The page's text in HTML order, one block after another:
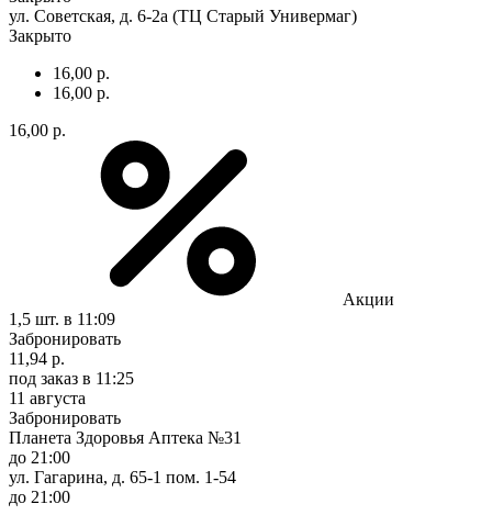
ул. Советская, д. 6-2а (ТЦ Старый Универмаг)
Закрыто
16,00 р.
16,00 р.
16,00 р.
Акции
1,5 шт. в 11:09
Забронировать
11,94 р.
под заказ в 11:25
11 августа
Забронировать
Планета Здоровья Аптека №31
до 21:00
ул. Гагарина, д. 65-1 пом. 1-54
до 21:00